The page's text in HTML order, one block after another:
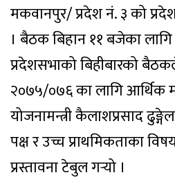
मकवानपुर/ प्रदेश नं. ३ को
। बैठक बिहान ११ बजेका
प्रदेशसभाको बिहीबारको
२०७५/०७६ का लागि आर्थिक
योजनामन्त्री कैलाशप्रसाद
पक्ष र उच्च प्राथमिकताका
प्रस्तावना टेबुल गर्‍यो ।